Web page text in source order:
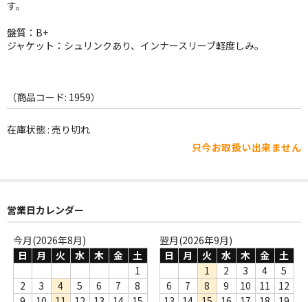
J-POP
FOLK,SSW
レア盤（1万円以上）
Webのみ no.1
Webのみ no.2
Webのみ no.3
す。
盤質：B+
ジャケット：シュリンクあり、インナースリーブ軽度しみ。
（商品コード: 1959）
在庫状態 : 売り切れ
只今お取扱い出来ません
営業日カレンダー
今月(2026年8月)
日
月 火 水 木 金
土
1
2
3 4 5 6 7
8
翌月(2026年9月)
日
月 火 水 木 金
土
1
2 3 4
5
6
7 8 9 10 11
12